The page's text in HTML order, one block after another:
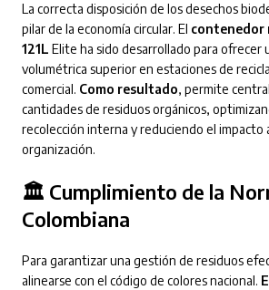
La correcta disposición de los desechos
pilar de la economía circular. El contenedor
121L Elite ha sido desarrollado para ofrecer
volumétrica superior en estaciones de
comercial. Como resultado, permite
cantidades de residuos orgánicos,
recolección interna y reduciendo el impacto
organización.
🏛️ Cumplimiento de la
Colombiana
Para garantizar una gestión de residuos
alinearse con el código de colores nacional.